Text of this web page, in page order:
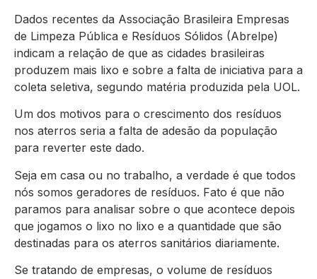
Dados recentes da Associação Brasileira Empresas
de Limpeza Pública e Resíduos Sólidos (Abrelpe)
indicam a relação de que as cidades brasileiras
produzem mais lixo e sobre a falta de iniciativa para a
coleta seletiva, segundo matéria produzida pela UOL.
Um dos motivos para o crescimento dos resíduos
nos aterros seria a falta de adesão da população
para reverter este dado.
Seja em casa ou no trabalho, a verdade é que todos
nós somos geradores de resíduos. Fato é que não
paramos para analisar sobre o que acontece depois
que jogamos o lixo no lixo e a quantidade que são
destinadas para os aterros sanitários diariamente.
Se tratando de empresas, o volume de resíduos